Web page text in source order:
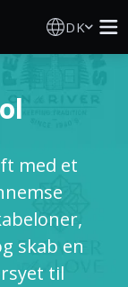
DK
med et
skab en
til